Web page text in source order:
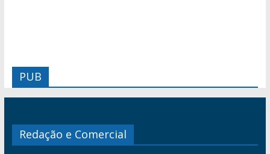
PUB
Redação e Comercial